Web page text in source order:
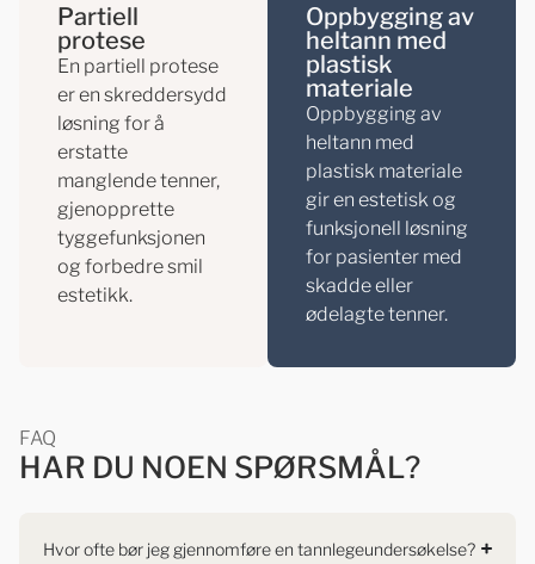
Partiell
protese
En partiell protese
er en skreddersydd
løsning for å
erstatte
manglende tenner,
gjenopprette
tyggefunksjonen
og forbedre smil
estetikk.
Oppbygging av
heltann med
plastisk
materiale
Oppbygging av
heltann med
plastisk materiale
gir en estetisk og
funksjonell løsning
for pasienter med
skadde eller
ødelagte tenner.
FAQ
HAR DU NOEN SPØRSMÅL?
Hvor ofte bør jeg gjennomføre en tannlegeundersøkelse?